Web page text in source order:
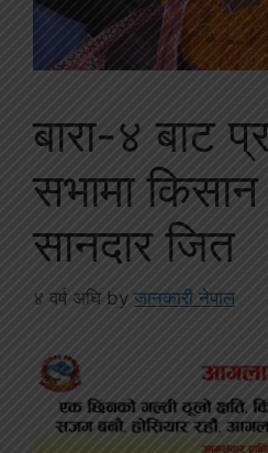
बारा-४ बाट
सभामा
सानदार जित
४ वर्ष अघि by जानकारी नेपाल